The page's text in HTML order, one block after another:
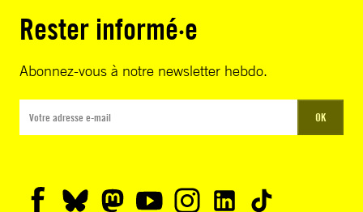
Rester informé·e
Abonnez-vous à notre newsletter hebdo.
OK